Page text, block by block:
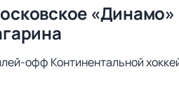
«Динамо»
офф Континентальной